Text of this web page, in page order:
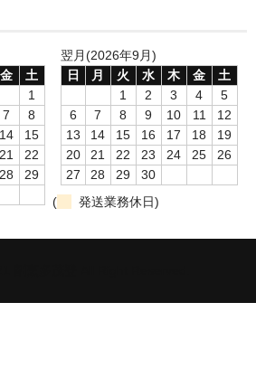
金
土
1
7
8
14
15
21
22
28
29
翌月(2026年9月)
日
月 火 水 木 金
土
1
2 3 4
5
6
7 8 9 10 11
12
13
14 15 16 17 18
19
20
21 22 23 24 25
26
27
28 29
30
(
発送業務休日)